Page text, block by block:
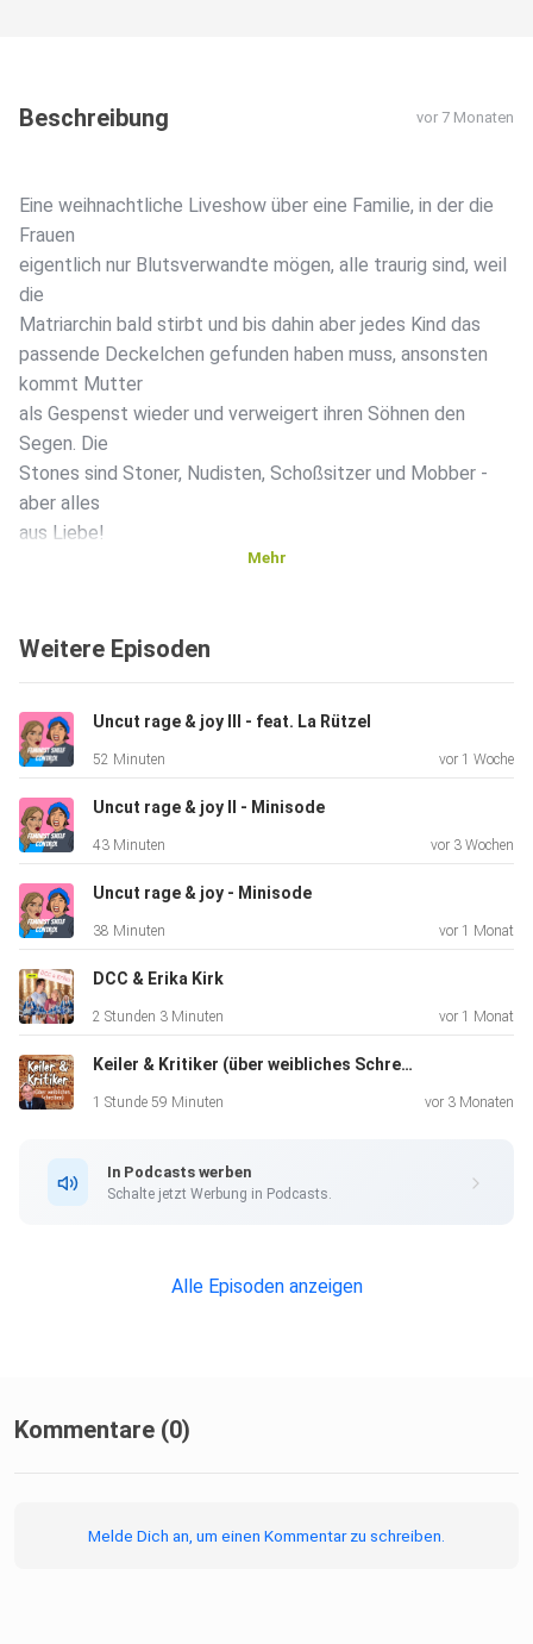
Beschreibung vor 7 Monaten
Eine weihnachtliche Liveshow über eine Familie, in der die
Frauen
eigentlich nur Blutsverwandte mögen, alle traurig sind, weil
die
Matriarchin bald stirbt und bis dahin aber jedes Kind das
passende Deckelchen gefunden haben muss, ansonsten
kommt Mutter
als Gespenst wieder und verweigert ihren Söhnen den
Segen. Die
Stones sind Stoner, Nudisten, Schoßsitzer und Mobber -
aber alles
aus Liebe!
Danke an die Buchhandlung ZweiEinsDrei und an das
HausDrei, die
uns nun schon zum zweiten Mal nach Hamburg geholt
haben! Und
danke an alle die da waren!
Wer nicht da war, kann die Präsentation wie gewohnt hier
Feiertage und wahrwerdene Wünsche!
Mehr
Weitere Episoden
Uncut rage & joy III - feat. La Rützel
52 Minuten vor 1 Woche
Uncut rage & joy II - Minisode
43 Minuten vor 3 Wochen
Uncut rage & joy - Minisode
38 Minuten vor 1 Monat
DCC & Erika Kirk
2 Stunden 3 Minuten vor 1 Monat
Keiler & Kritiker (über weibliches Schreiben)
1 Stunde 59 Minuten vor 3 Monaten
In Podcasts werben
Schalte jetzt Werbung in Podcasts.
Alle Episoden anzeigen
Kommentare (0)
Melde Dich an, um einen Kommentar zu schreiben.